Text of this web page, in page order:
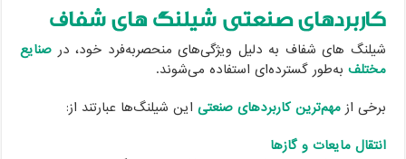
کاربردهای صنعتی شیلنگ های شفاف
شیلنگ های شفاف به دلیل ویژگی‌های منحصربه‌فرد خود، درصنایع
مختلفبه‌طور گسترده‌ای استفاده می‌شوند.
برخی ازمهم‌ترین کاربردهای صنعتیاین شیلنگ‌ها عبارتند از:
انتقال مایعات و گازها